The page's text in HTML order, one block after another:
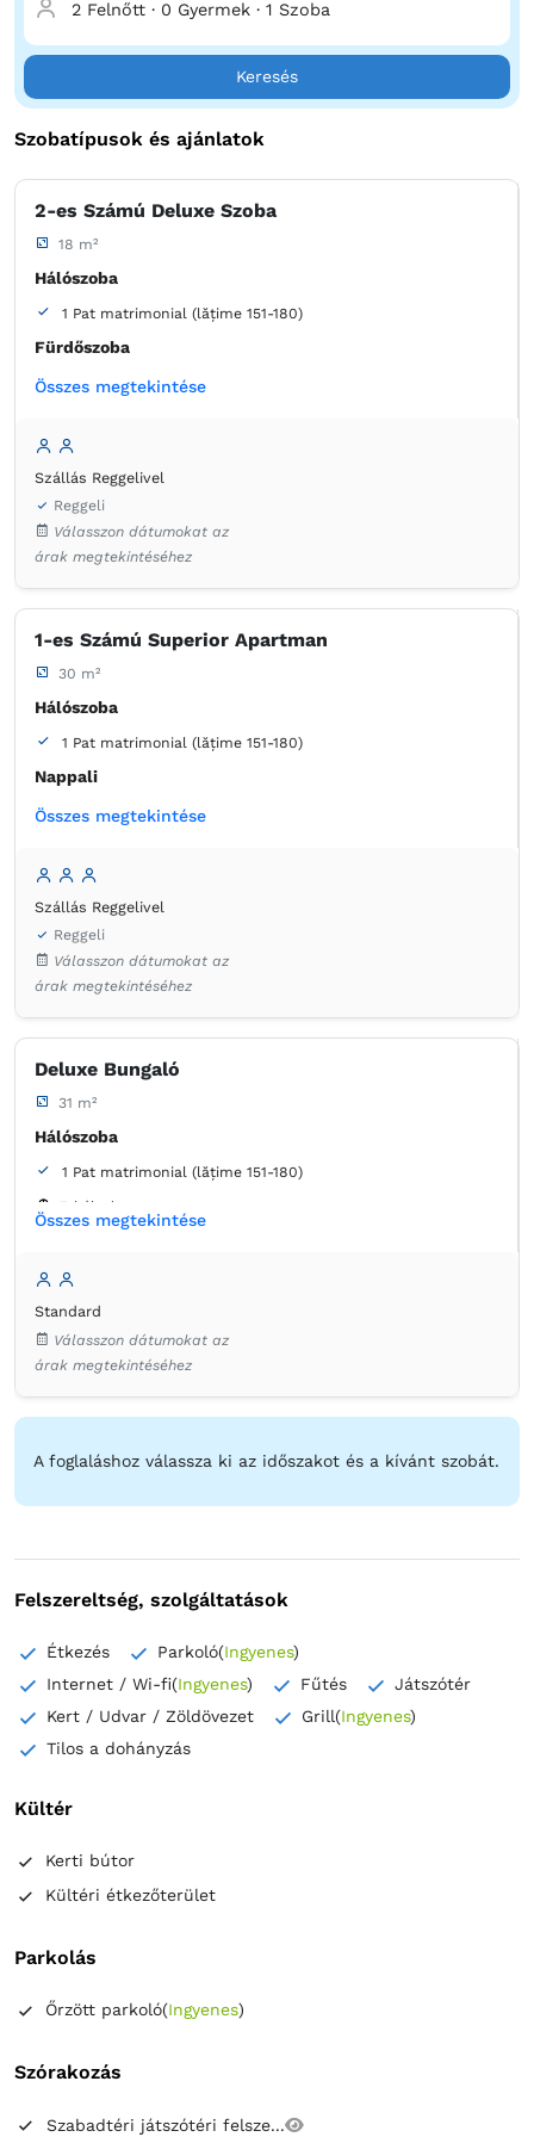
révén autentikus élményben lesz része Bukovina szívében.
Foglaljon most, és tegye emlékezetessé utazását!
2 Felnőtt · 0 Gyermek · 1 Szoba
Keresés
Szobatípusok és ajánlatok
2-es Számú Deluxe Szoba
18 m²
Hálószoba
1 Pat matrimonial (lățime 151-180)
Fürdőszoba
saját - Zuhanyzó
Extra hosszú ágy
Ágynemű
Laposképernyős tévé
Törölközők
Hűtőszekrény a szobában
Összes megtekintése
Szállás Reggelivel
Reggeli
Válasszon dátumokat az
árak megtekintéséhez
1-es Számú Superior Apartman
30 m²
Hálószoba
1 Pat matrimonial (lățime 151-180)
Nappali
1 Canapea extensibilă (1 persoană)
saját -
Extra hosszú ágy
Minibár
Ágynemű
Hangszigetelés
Ingyenes pipereholmi
WC-papír Tükör
Hajszárító
Házipapucs
Kávéfőző Hűtőszekrény a szobában
Összes megtekintése
Szállás Reggelivel
Reggeli
Válasszon dátumokat az
árak megtekintéséhez
Deluxe Bungaló
31 m²
Hálószoba
1 Pat matrimonial (lățime 151-180)
Erkély / terasz
saját -
Asztal Minibár Ágynemű
Konnektor az ágy melett
Hajszárító
Házipapucs Tisztítószerek Kávéfőző
Összes megtekintése
Standard
Válasszon dátumokat az
árak megtekintéséhez
A foglaláshoz válassza ki az időszakot és a kívánt szobát.
Felszereltség, szolgáltatások
Étkezés Parkoló(Ingyenes)
Internet / Wi-fi(Ingyenes) Fűtés
Játszótér
Kert / Udvar / Zöldövezet
Grill(Ingyenes)
Tilos a dohányzás
Kültér
Kerti bútor
Kültéri étkezőterület
Parkolás
Őrzött parkoló(Ingyenes)
Szórakozás
Szabadtéri játszótéri felsze...